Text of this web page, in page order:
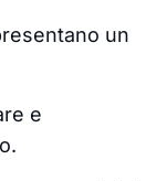
un
e